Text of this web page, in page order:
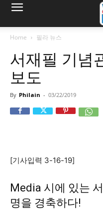
Home 필라 뉴스
서재필 기념
보도
By Philain - 03/22/2019
[기사입력 3-16-19]
Media 시에 있는
명을 경축하다!